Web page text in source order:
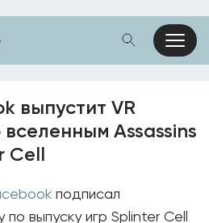
выпустит VR
Assassins
подписал
выпуску игр Splinter Cell